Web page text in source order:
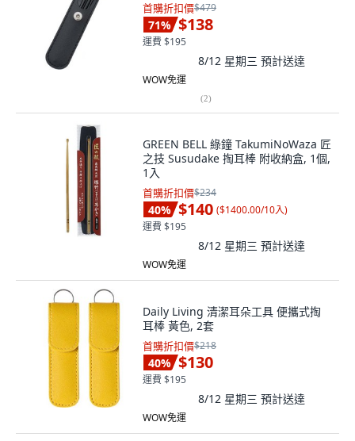
首購折扣價$479
71% $138
運費 $195
8/12 星期三 預計送達
WOW免運
(2)
GREEN BELL 綠鐘 TakumiNoWaza 匠
之技 Susudake 掏耳棒 附收納盒, 1個,
1入
首購折扣價$234
40% $140 ($1400.00/10入)
運費 $195
8/12 星期三 預計送達
WOW免運
Daily Living 清潔耳朵工具 便攜式掏
耳棒 黃色, 2套
首購折扣價$218
40% $130
運費 $195
8/12 星期三 預計送達
WOW免運